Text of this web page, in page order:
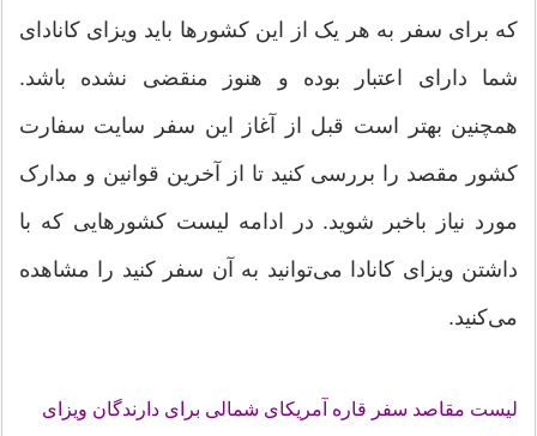
که برای سفر به هر یک از این کشورها باید ویزای کانادای
شما دارای اعتبار بوده و هنوز منقضی نشده باشد.
همچنین بهتر است قبل از آغاز این سفر سایت سفارت
کشور مقصد را بررسی کنید تا از آخرین قوانین و مدارک
مورد نیاز باخبر شوید. در ادامه لیست کشورهایی که با
داشتن ویزای کانادا می‌توانید به آن سفر کنید را مشاهده
می‌کنید.
لیست مقاصد سفر قاره آمریکای شمالی برای دارندگان ویزای